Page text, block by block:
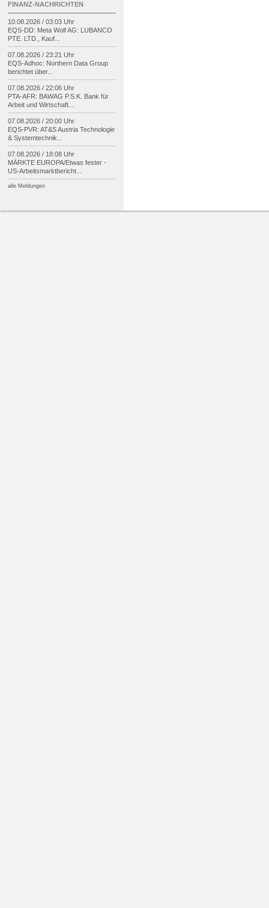
FINANZ-NACHRICHTEN
10.08.2026 / 03:03 Uhr
EQS-DD: Meta Wolf AG: LUBANCO
PTE. LTD., Kauf...
07.08.2026 / 23:21 Uhr
EQS-Adhoc: Northern Data Group
berichtet über...
07.08.2026 / 22:06 Uhr
PTA-AFR: BAWAG P.S.K. Bank für
Arbeit und Wirtschaft...
07.08.2026 / 20:00 Uhr
EQS-PVR: AT&S Austria Technologie
& Systemtechnik...
07.08.2026 / 18:08 Uhr
MÄRKTE EUROPA/Etwas fester -
US-Arbeitsmarktbericht...
alle Meldungen